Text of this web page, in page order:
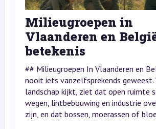
Milieugroepen in
Vlaanderen en
betekenis
## Milieugroepen In Vlaanderen en
nooit iets vanzelfsprekends geweest.
landschap kijkt, ziet dat open ruimte
wegen, lintbebouwing en industrie
zijn, en dat bossen, moerassen of